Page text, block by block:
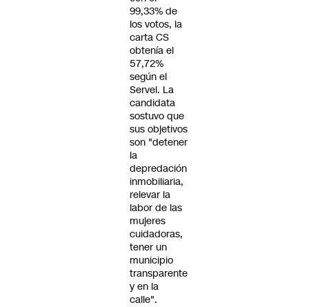
99,33% de
los votos, la
carta CS
obtenía el
57,72%
según el
Servel. La
candidata
sostuvo que
sus objetivos
son "detener
la
depredación
inmobiliaria,
relevar la
labor de las
mujeres
cuidadoras,
tener un
municipio
transparente
y en la
calle".